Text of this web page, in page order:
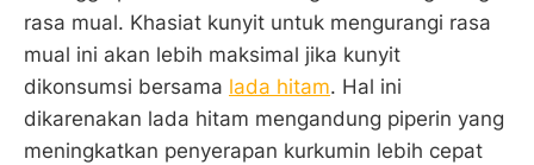
rasa mual. Khasiat kunyit untuk mengurangi rasa
mual ini akan lebih maksimal jika kunyit
dikonsumsi bersama lada hitam. Hal ini
dikarenakan lada hitam mengandung piperin yang
meningkatkan penyerapan kurkumin lebih cepat